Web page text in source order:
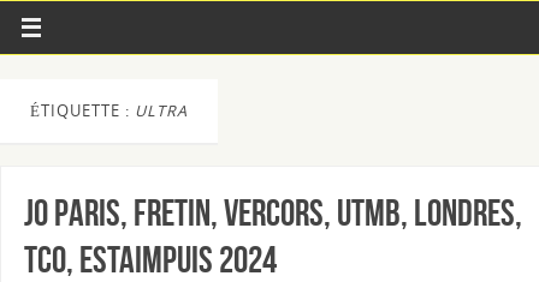
ÉTIQUETTE : ULTRA
JO PARIS, FRETIN, VERCORS, UTMB, LONDRES,
TCO, ESTAIMPUIS 2024